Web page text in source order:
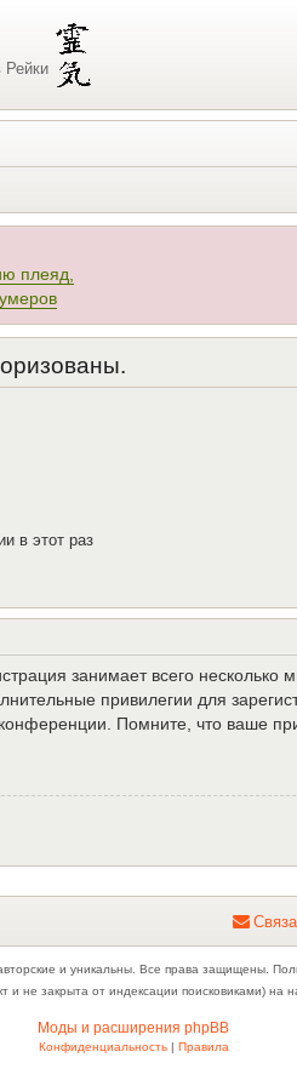
Рейки
плеяд,
в этот раз
занимает всего несколько
привилегии для
Помните, что ваше
Связа
и уникальны. Все права защищены.
и не закрыта от индексации поисковиками)
Моды и расширения phpBB
Конфиденциальность| Правила